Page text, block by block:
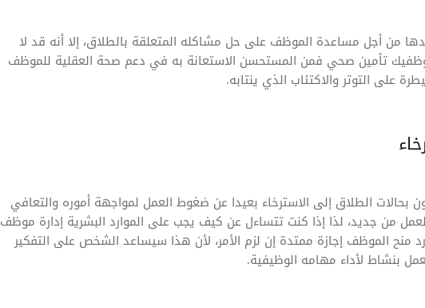
من أجل مساعدة الموظف على حل مشاكله المتعلقة بالطلاق، إلا أنه قد لا
تأمين صحي فمن المستحسن الاستعانة به في دعم صحة العقلية للموظف
على التوتر والاكتئاب الذي ينتابه.
بحالات الطلاق إلى الاسترخاء بعيدا عن ضغوط العمل لمواجهة أموره والتعافي
من جديد، لذا إذا كنت تتساءل عن كيف يجب على الموارد البشرية إدارة موظف
منح الموظف إجازة ممتدة إن لزم الأمر، لأن هذا سيساعد الشخص على التفكير
بنشاط لأداء مهامه الوظيفية.